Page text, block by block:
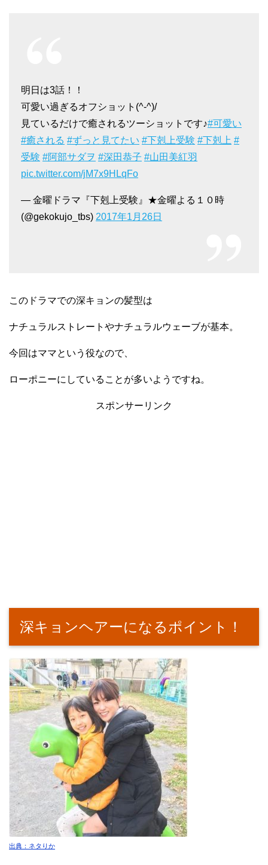
明日は3話！！
可愛い過ぎるオフショット(^-^)/
見ているだけで癒されるツーショットです♪#可愛い
#癒される #ずっと見てたい #下剋上受験 #下剋上 #
受験 #阿部サダヲ #深田恭子 #山田美紅羽
pic.twitter.com/jM7x9HLqFo
— 金曜ドラマ『下剋上受験』★金曜よる１０時
(@gekokujo_tbs) 2017年1月26日
このドラマでの深キョンの髪型は
ナチュラルストレートやナチュラルウェーブが基本。
今回はママという役なので、
ローポニーにしていることが多いようですね。
スポンサーリンク
深キョンヘアーになるポイント！
出典：ネタりか